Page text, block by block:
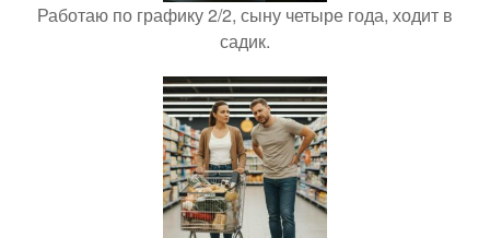
Работаю по графику 2/2, сыну четыре года, ходит в
садик.